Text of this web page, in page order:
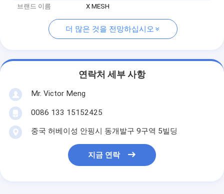
브랜드 이름
X MESH
더 많은 것을 전망하십시오
연락처 세부 사항
Mr. Victor Meng
0086 133 15152425
중국 허베이성 안핑시 동개발구 9구역 5빌딩
지금 연락